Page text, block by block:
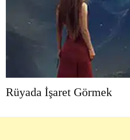
Rüyada İşaret Görmek